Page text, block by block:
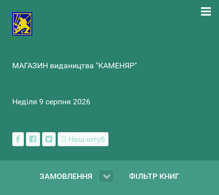
МАГАЗИН видаництва "КАМЕНЯР"
Неділя 9 серпня 2026
Наш ютуб
ЗАМОВЛЕННЯ ФІЛЬТР КНИГ